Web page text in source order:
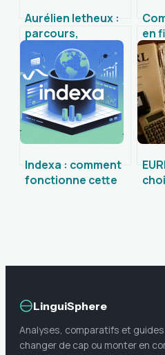
Aurélien letheux :
parcours,
contenus,
méthodes et avis
en
Indexa : comment
fonctionne cette
LinguiSphere
Analyses, comparatifs et
changer de cap ou monter en